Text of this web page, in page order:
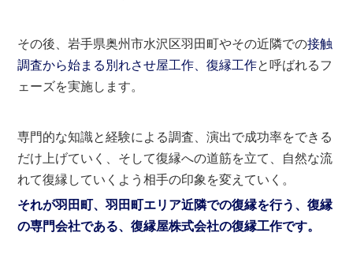
その後、岩手県奥州市水沢区羽田町やその近隣での接触
調査から始まる別れさせ屋工作、復縁工作と呼ばれるフ
ェーズを実施します。
専門的な知識と経験による調査、演出で成功率をできる
だけ上げていく、そして復縁への道筋を立て、自然な流
れて復縁していくよう相手の印象を変えていく。
それが羽田町、羽田町エリア近隣での復縁を行う、復縁
の専門会社である、復縁屋株式会社の復縁工作です。